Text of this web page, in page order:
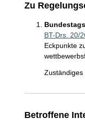
Zu
BT-Drs. 20/
Eckpunkte
Zuständiges
Betroffene